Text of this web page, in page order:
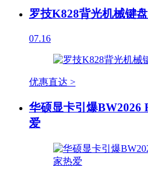
罗技K828背光机械键
07.16
优惠直达 >
华硕显卡引爆BW2026
爱